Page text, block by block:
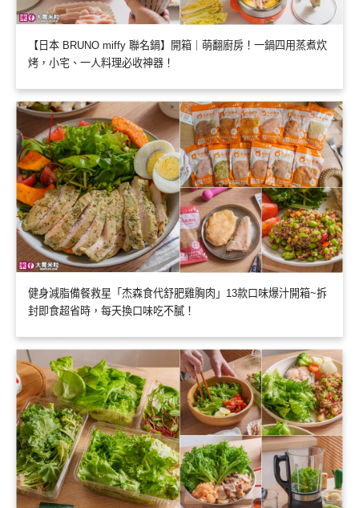
【日本 BRUNO miffy 聯名鍋】開箱｜萌翻廚房！一鍋四用蒸煮炊
烤，小宅、一人料理必收神器！
健身減脂備餐救星「杰森食代舒肥雞胸肉」13款口味爆汁開箱~拆
封即食超省時，每天換口味吃不膩！